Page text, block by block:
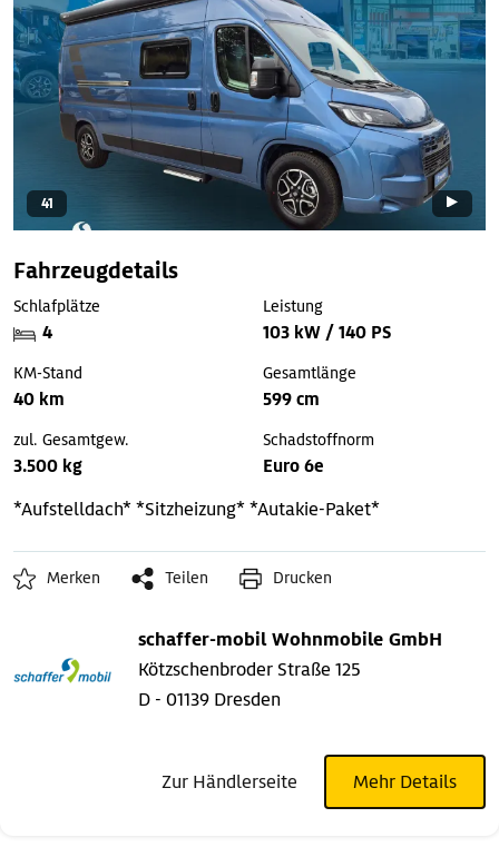
41
Fahrzeugdetails
Schlafplätze
4
Leistung
103 kW / 140 PS
KM-Stand
40 km
Gesamtlänge
599 cm
zul. Gesamtgew.
3.500 kg
Schadstoffnorm
Euro 6e
*Aufstelldach**Sitzheizung**Autakie-Paket*
Merken Teilen Drucken
schaffer-mobil Wohnmobile GmbH
Kötzschenbroder Straße 125
D - 01139 Dresden
Zur Händlerseite Mehr Details